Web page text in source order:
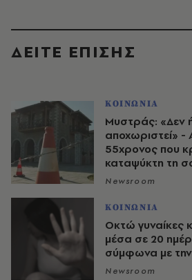
ΔΕΙΤΕ ΕΠΙΣΗΣ
ΚΟΙΝΩΝΙΑ
Μυστράς: «Δεν
αποχωριστεί» -
55χρονος που
καταψύκτη τη
Newsroom
ΚΟΙΝΩΝΙΑ
Οκτώ γυναίκες
μέσα σε 20
σύμφωνα με
Newsroom